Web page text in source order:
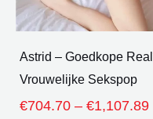
Astrid – Goedkope
Vrouwelijke Sekspop
€704.70 – €1,107.89